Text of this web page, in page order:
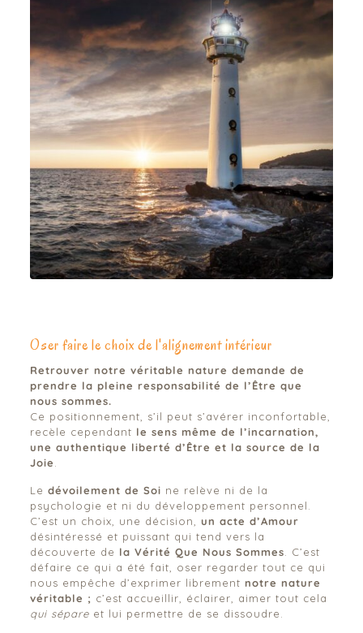
Oser faire le choix de l'alignement intérieur
Retrouver notre véritable nature demande de
prendre la pleine responsabilité de l’Être que
nous sommes.
Ce positionnement, s’il peut s’avérer inconfortable,
recèle cependant le sens même de l’incarnation,
une authentique liberté d’Être et la source de la
Joie
Le dévoilement de Soi ne relève ni de la
psychologie et ni du développement personnel.
C’est un choix, une décision, un acte d’Amour
désintéressé et puissant qui tend vers la
découverte de la Vérité Que Nous Sommes . C’est
défaire ce qui a été fait, oser regarder tout ce qui
nous empêche d’exprimer librement notre nature
véritable ; c’est accueillir, éclairer, aimer tout cela
qui sépareet lui permettre de se dissoudre.